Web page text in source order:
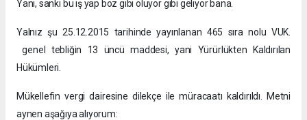
Yani, sanki bu iş yap boz gibi oluyor gibi geliyor bana.
Yalnız şu 25.12.2015 tarihinde yayınlanan 465 sıra nolu VUK.
genel tebliğin 13 üncü maddesi, yani Yürürlükten Kaldırılan
Hükümleri.
Mükellefin vergi dairesine dilekçe ile müracaatı kaldırıldı. Metni
aynen aşağıya alıyorum: